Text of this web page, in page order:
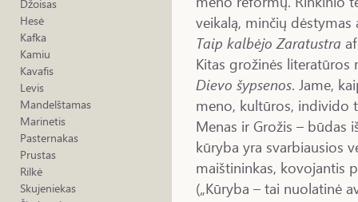
Džoisas
Hesė
Kafka
Kamiu
Kavafis
Levis
Mandelštamas
Marinetis
Pasternakas
Prustas
Rilkė
Skujeniekas
veikalą, minčių
Taip kalbėjo Zaratustra
Kitas grožinės literatūros
Dievo šypsenos. Jame,
meno, kultūros, individo
Menas ir Grožis – būdas
kūryba yra svarbiausios
maištininkas, kovojantis
(„Kūryba – tai nuolatinė